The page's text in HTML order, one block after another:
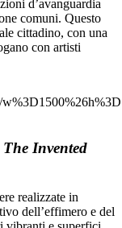
d’avanguardia
comuni. Questo
cittadino, con una
con artisti
The Invented
realizzate in
dell’effimero e del